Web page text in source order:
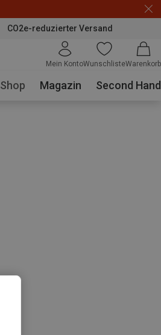
CO2e-reduzierter Versand
Mein KontoWunschlisteWarenkorb
Shop Magazin Second Hand